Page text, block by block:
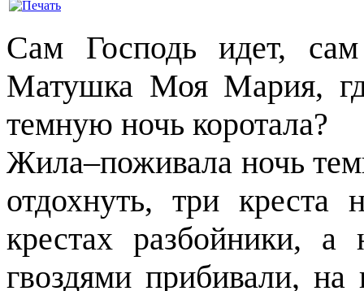
Сам Господь идет,
Матушка Моя Мария,
темную ночь коротала?
Жила–поживала ночь
отдохнуть, три
крестах разбойники,
гвоздями прибивали,